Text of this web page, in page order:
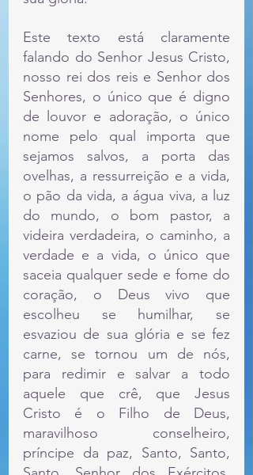
Este texto está claramente
falando do Senhor Jesus Cristo,
nosso rei dos reis e Senhor dos
Senhores, o único que é digno
de louvor e adoração, o único
nome pelo qual importa que
sejamos salvos, a porta das
ovelhas, a ressurreição e a vida,
o pão da vida, a água viva, a luz
do mundo, o bom pastor, a
videira verdadeira, o caminho, a
verdade e a vida, o único que
saceia qualquer sede e fome do
coração, o Deus vivo que
escolheu se humilhar, se
esvaziou de sua glória e se fez
carne, se tornou um de nós,
para redimir e salvar a todo
aquele que crê, que Jesus
Cristo é o Filho de Deus,
maravilhoso conselheiro,
príncipe da paz, Santo, Santo,